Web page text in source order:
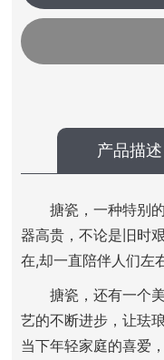
产品描述
搪瓷，一种特别的
器高贵，不论是旧时
在,却一直陪伴人们左
搪瓷，还有一个美
艺的不断进步，让珐
当下年轻家庭的喜爱